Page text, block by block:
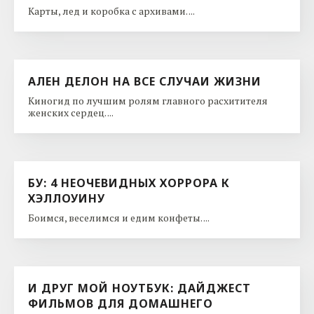
Карты, лед и коробка с архивами. ...
АЛЕН ДЕЛОН НА ВСЕ СЛУЧАИ ЖИЗНИ
Киногид по лучшим ролям главного расхитителя
женских сердец. ...
БУ: 4 НЕОЧЕВИДНЫХ ХОРРОРА К
ХЭЛЛОУИНУ
Боимся, веселимся и едим конфеты. ...
И ДРУГ МОЙ НОУТБУК: ДАЙДЖЕСТ
ФИЛЬМОВ ДЛЯ ДОМАШНЕГО